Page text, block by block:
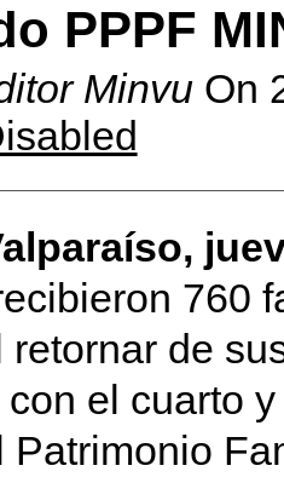
PPPF
MinvuOn
760
retornar de
el cuarto
Patrimonio